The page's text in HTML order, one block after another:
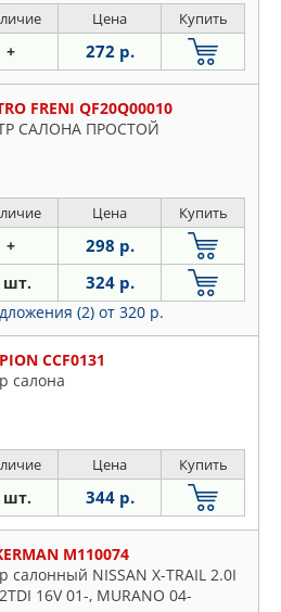
Цена Купить
+ 272 р.
FRENI QF20Q00010
САЛОНА ПРОСТОЙ
Цена Купить
+ 298 р.
шт. 324 р.
(2) от 320 р.
CCF0131
салона
Цена Купить
шт. 344 р.
M110074
салонный NISSAN X-TRAIL 2.0I
16V 01-, MURANO 04-